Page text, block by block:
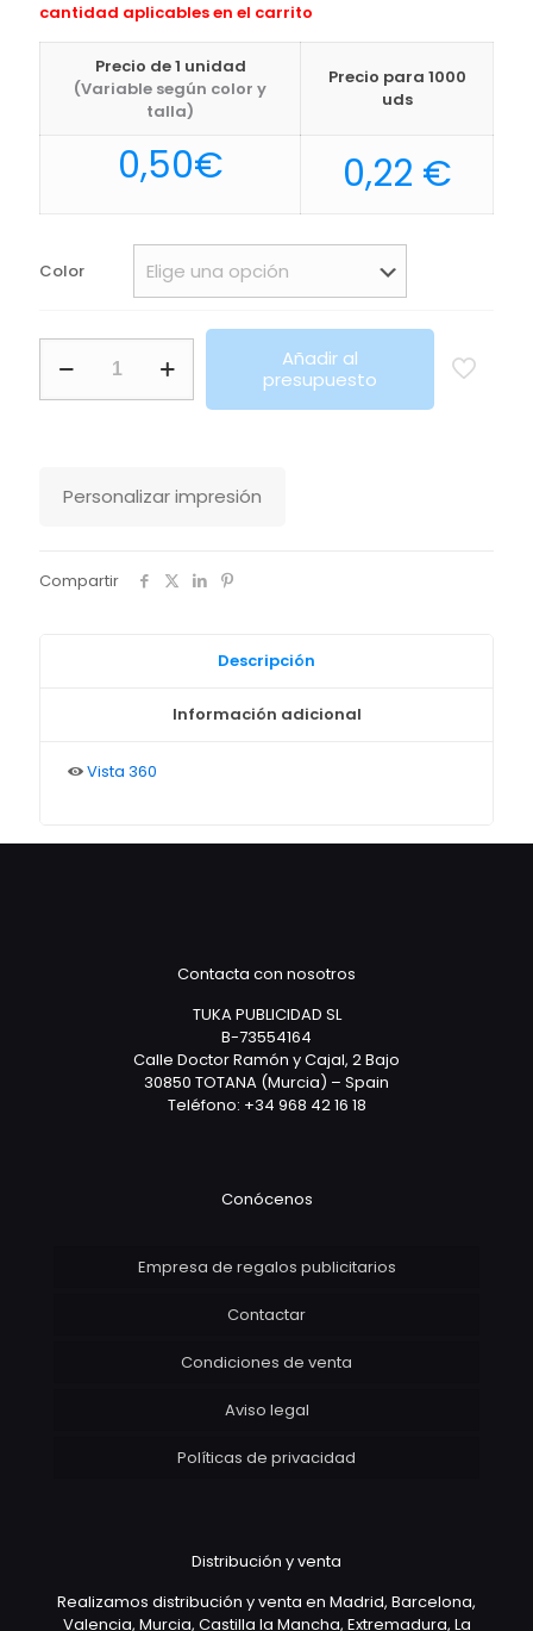
cantidad aplicables en el carrito
Precio de 1 unidad
(Variable según color y
talla)
Precio para 1000
uds
0,50€ 0,22 €
Color
Kathol
Makito
Añadir al
presupuesto
Personalizar impresión
Compartir
Descripción
Información adicional
Vista 360
Contacta con nosotros
TUKA PUBLICIDAD SL
B-73554164
Calle Doctor Ramón y Cajal, 2 Bajo
30850 TOTANA (Murcia) – Spain
Teléfono: +34 968 42 16 18
Conócenos
Empresa de regalos publicitarios
Contactar
Condiciones de venta
Aviso legal
Políticas de privacidad
Distribución y venta
Realizamos distribución y venta en Madrid, Barcelona,
Valencia, Murcia, Castilla la Mancha, Extremadura, La